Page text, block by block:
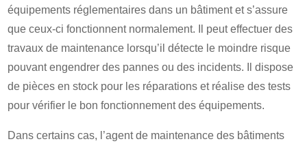
équipements réglementaires dans un bâtiment et s’assure
que ceux-ci fonctionnent normalement. Il peut effectuer des
travaux de maintenance lorsqu’il détecte le moindre risque
pouvant engendrer des pannes ou des incidents. Il dispose
de pièces en stock pour les réparations et réalise des tests
pour vérifier le bon fonctionnement des équipements.
Dans certains cas, l’agent de maintenance des bâtiments